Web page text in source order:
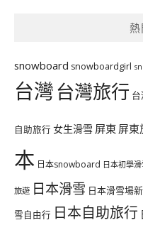
snowboard snowboardgirl
台灣台灣旅行
自助旅行 女生滑雪 屏東 屏東
本 日本snowboard 日本初學
旅遊 日本滑雪 日本滑雪場
雪自由行 日本自助旅行